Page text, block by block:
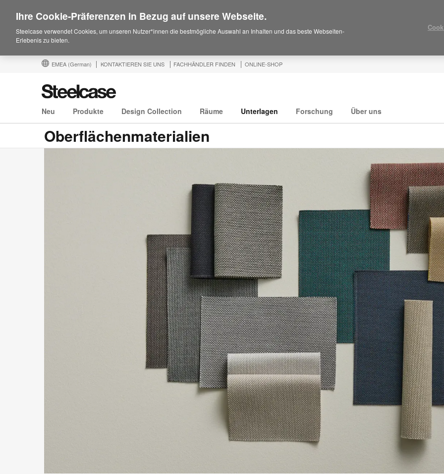
EMEA (German) KONTAKTIEREN SIE UNS FACHHÄNDLER FINDEN ONLINE-SHOP
Neu Produkte Design Collection Räume Unterlagen Forschung Über uns
Oberflächenmaterialien
Ihre Cookie-Präferenzen in Bezug auf unsere Webseite.
Steelcase verwendet Cookies, um unseren Nutzer*innen die bestmögliche Auswahl an Inhalten und das beste Webseiten-
Erlebenis zu bieten.